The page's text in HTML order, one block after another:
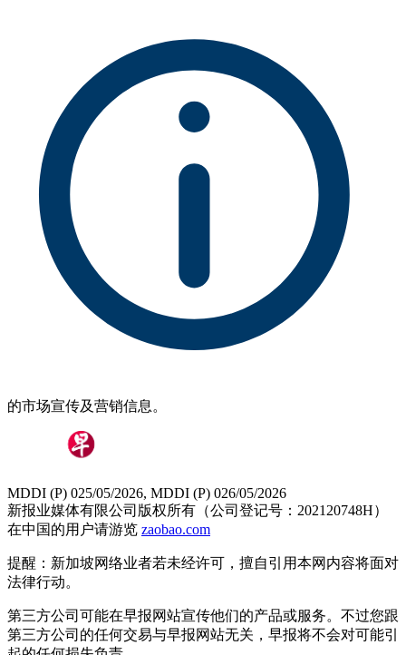
的市场宣传及营销信息。
MDDI (P) 025/05/2026, MDDI (P) 026/05/2026
新报业媒体有限公司版权所有（公司登记号：202120748H）
在中国的用户请游览 zaobao.com
提醒：新加坡网络业者若未经许可，擅自引用本网内容将面对
法律行动。
第三方公司可能在早报网站宣传他们的产品或服务。不过您跟
第三方公司的任何交易与早报网站无关，早报将不会对可能引